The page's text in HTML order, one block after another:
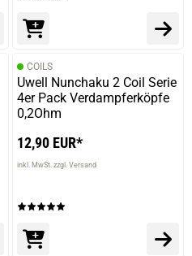
COILS
Uwell Nunchaku 2 Coil Serie
4er Pack Verdampferköpfe
0,2Ohm
12,90 EUR*
inkl. MwSt. zzgl. Versand